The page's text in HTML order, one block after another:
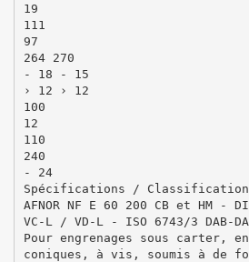
19
111
97
264 270
- 18 - 15
› 12 › 12
100
12
110
240
- 24
Spécifications /
AFNOR NF E 60 200 CB et HM -
VC-L / VD-L - ISO 6743/3 DAB-
Pour engrenages sous carter,
coniques, à vis, soumis à de